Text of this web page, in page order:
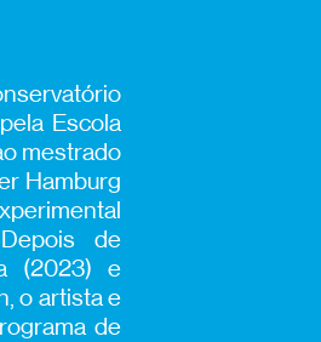
Escola
mestrado
Hamburg
de
(2023) e
o artista e
de